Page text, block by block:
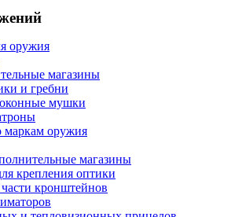
оружия
магазины
и гребни
мушки
маркам оружия
магазины
крепления оптики
кронштейнов